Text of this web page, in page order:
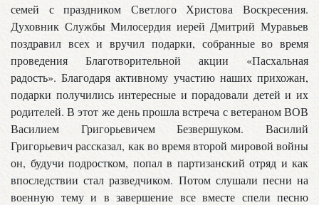
семей с праздником Светлого Христова Воскресения.
Духовник Службы Милосердия иерей Дмитрий Муравьев
поздравил всех и вручил подарки, собранные во время
проведения Благотворительной акции «Пасхальная
радость». Благодаря активному участию наших прихожан,
подарки получились интересные и порадовали детей и их
родителей. В этот же день прошла встреча с ветераном ВОВ
Василием Григорьевичем Безвершуком. Василий
Григорьевич рассказал, как во время второй мировой войны
он, будучи подростком, попал в партизанский отряд и как
впоследствии стал разведчиком. Потом слушали песни на
военную тему и в завершение все вместе спели песню